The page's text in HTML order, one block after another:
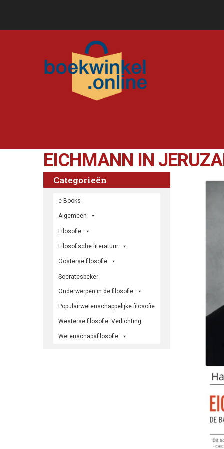
EICHMANN IN
Categorieën
e-Books
Algemeen
Filosofie
Filosofische literatuur
Oosterse filosofie
Socratesbeker
Onderwerpen in de filosofie
Populairwetenschappelijke filosofie
Westerse filosofie: Verlichting
Wetenschapsfilosofie